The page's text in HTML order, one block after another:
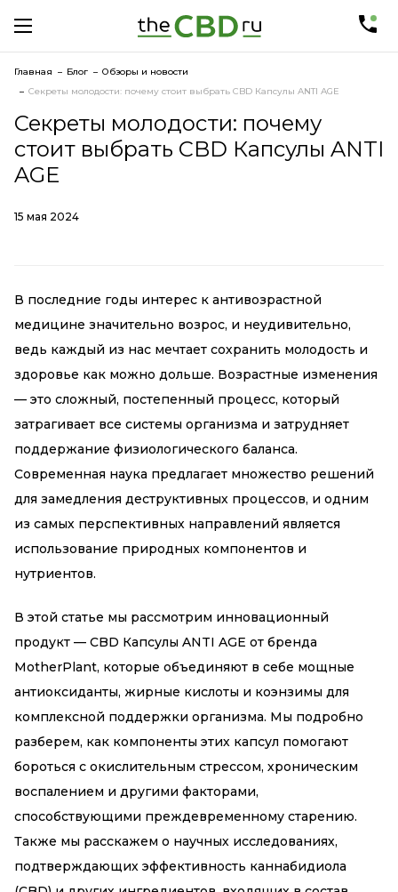
Главная Блог
Обзоры и новости
Секреты молодости: почему стоит выбрать CBD Капсулы ANTI AGE
Секреты молодости: почему
стоит выбрать CBD Капсулы ANTI
AGE
15 мая 2024
В последние годы интерес к антивозрастной
медицине значительно возрос, и неудивительно,
ведь каждый из нас мечтает сохранить молодость и
здоровье как можно дольше. Возрастные изменения
— это сложный, постепенный процесс, который
затрагивает все системы организма и затрудняет
поддержание физиологического баланса.
Современная наука предлагает множество решений
для замедления деструктивных процессов, и одним
из самых перспективных направлений является
использование природных компонентов и
нутриентов.
В этой статье мы рассмотрим инновационный
продукт — CBD Капсулы ANTI AGE от бренда
MotherPlant, которые объединяют в себе мощные
антиоксиданты, жирные кислоты и коэнзимы для
комплексной поддержки организма. Мы подробно
разберем, как компоненты этих капсул помогают
бороться с окислительным стрессом, хроническим
воспалением и другими факторами,
способствующими преждевременному старению.
Также мы расскажем о научных исследованиях,
подтверждающих эффективность каннабидиола